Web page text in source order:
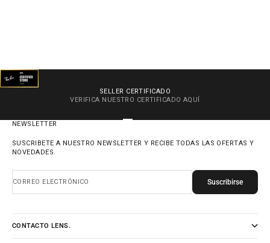
SELLER CERTIFICADO
VERIFICA NUESTRO CERTIFICADO AQUÍ
NEWSLETTER
SUSCRIBETE A NUESTRO NEWSLETTER Y RECIBE TODAS LAS OFERTAS Y
NOVEDADES.
CORREO ELECTRÓNICO Suscribirse
CONTACTO LENS.